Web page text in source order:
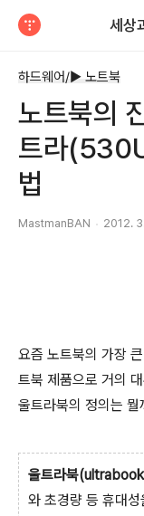
세상
하드웨어/► 노트북
노트북의
트라
법
MastmanBAN 2012.
요즘 노트북의 가장
트북 제품으로 거의
울트라북의 정의는 뭘
울트라북
와 초경량 등 휴대